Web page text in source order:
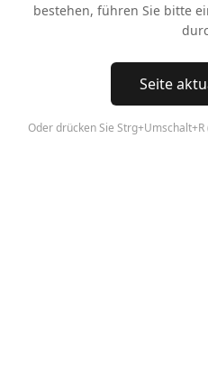
bestehen, führen Sie bitte
Seite
Oder drücken Sie